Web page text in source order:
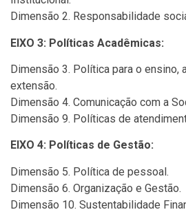
Dimensão 2. Responsabilidade
EIXO 3: Políticas Acadêmicas:
Dimensão 3. Política para o ensino,
extensão.
Dimensão 4. Comunicação com a
Dimensão 9. Políticas de
EIXO 4: Políticas de Gestão:
Dimensão 5. Política de pessoal.
Dimensão 6. Organização e Gestão.
Dimensão 10. Sustentabilidade